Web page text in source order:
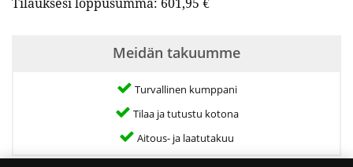
Meidän takuumme
Turvallinen kumppani
Tilaa ja tutustu kotona
Aitous- ja laatutakuu